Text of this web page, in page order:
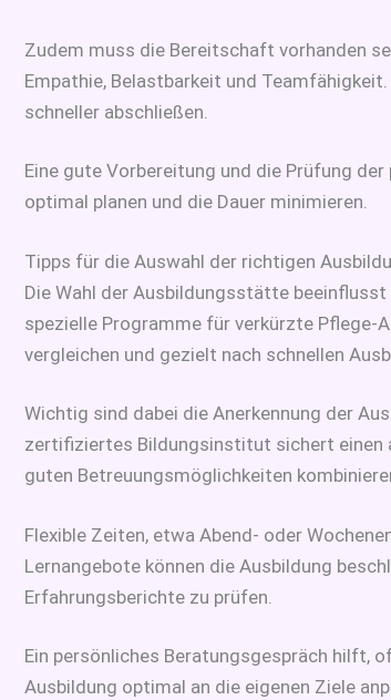
Zudem muss die Bereitschaft vorhanden
Empathie, Belastbarkeit und
schneller abschließen.
Eine gute Vorbereitung und die Prüfung
optimal planen und die Dauer minimieren.
Tipps für die Auswahl der richtigen
Die Wahl der Ausbildungsstätte
spezielle Programme für verkürzte Pflege-
vergleichen und gezielt nach schnellen
Wichtig sind dabei die Anerkennung der
zertifiziertes Bildungsinstitut sichert einen
guten Betreuungsmöglichkeiten
Flexible Zeiten, etwa Abend- oder
Lernangebote können die Ausbildung
Erfahrungsberichte zu prüfen.
Ein persönliches Beratungsgespräch hilft,
Ausbildung optimal an die eigenen Ziele